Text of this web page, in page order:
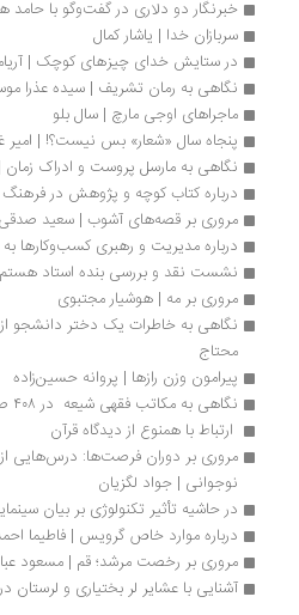
خبرنگار دو دلاری در گفت‌وگو با حامد هادیان
سربازان خدا | یاشار کمال
در ستایش خدای چیزهای کوچک | آریامن
نگاهی به رمان تشریف | سیده عذرا موسوی
ماجراهای اوجی مارچ | سال بلو
پنجاه سال «شعار» بس نیست؟! | امیر غنوی
نگاهی به مارسل پروست و ادراک زمان | غزاله
درباره کتاب کوچه و پژوهش در فرهنگ عامه
مروری بر قصه‌های آشوب | سعید صدقی
درباره مدیریت و رهبری کسب‌و‌کارها به روش
نشست نقد و بررسی بنده استاد هستم!
مروری بر مه | هوشیار مجتبوی
پیرامون وزن رازها | پروانه حسین‌زاده
نگاهی به مکاتب فقهی شیعه  در ۴۰۸ صفحه
ارتباط با همنوع از دیدگاه قرآن
نوجوانی | جواد لگزیان
در حاشیه تأثیر تکنولوژی بر بیان سینمایی |
درباره موارد خاص گرویس | فاطیما احمدی
مروری بر رخصت مرشد؛ قم | مسعود عباس
آشنایی با عشایر لر بختیاری و لرستان در 395 صفحه